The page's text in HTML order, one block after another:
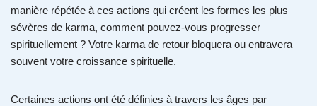
manière répétée à ces actions qui créent les formes les plus
sévères de karma, comment pouvez-vous progresser
spirituellement ? Votre karma de retour bloquera ou entravera
souvent votre croissance spirituelle.
Certaines actions ont été définies à travers les âges par